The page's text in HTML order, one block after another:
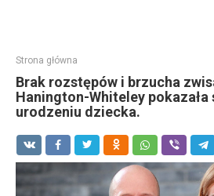
Strona główna
Brak rozstępów i brzucha
Hanington-Whiteley pokazała
urodzeniu dziecka.